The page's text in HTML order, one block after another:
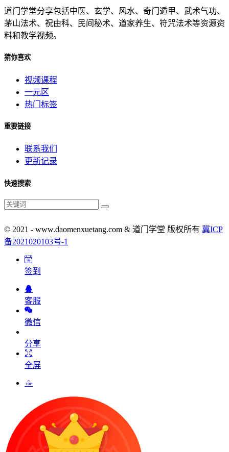
道门学堂分享包括中医、玄学、风水、奇门遁甲、武术气功、
茅山法术、祝由科、民间秘术、道家养生、符咒法术等资源资
料和教学视频。
猜你喜欢
视频课程
一元区
热门标签
重要链接
联系我们
更新记录
快速搜索
© 2021 - www.daomenxuetang.com & 道门学堂 版权所有 冀ICP
备2021020103号-1
签到
客服
微信
分享
全屏